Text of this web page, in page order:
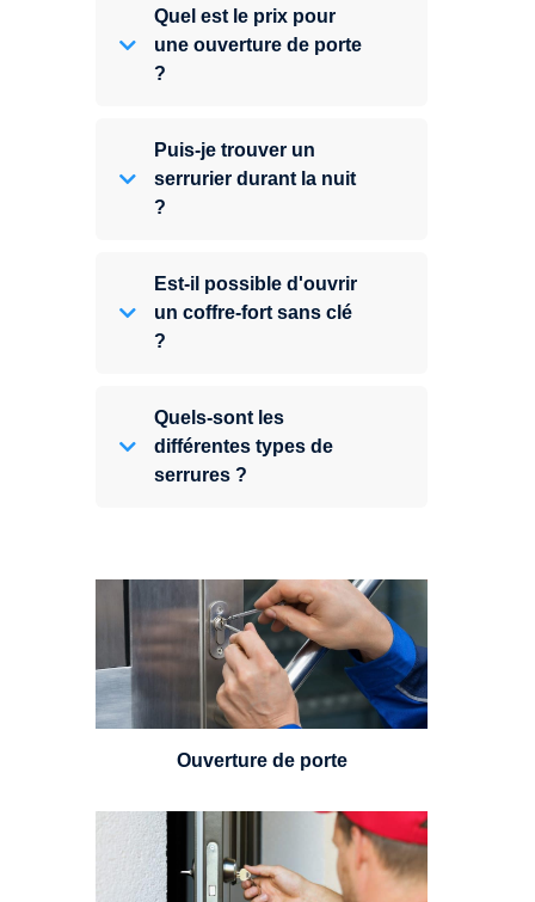
Quel est le prix pour
une ouverture de porte
?
Puis-je trouver un
serrurier durant la nuit
?
Est-il possible d'ouvrir
un coffre-fort sans clé
?
Quels-sont les
différentes types de
serrures ?
Vous avez perdu vos clés ou la
porte s'est refermée derrière vous
? Un serrurier est disponible
24h/7.
Ouverture de porte
Un serrurier sera en mesure de
choisir et remplacer un cylindre
standard, à 5 leviers ou à 3